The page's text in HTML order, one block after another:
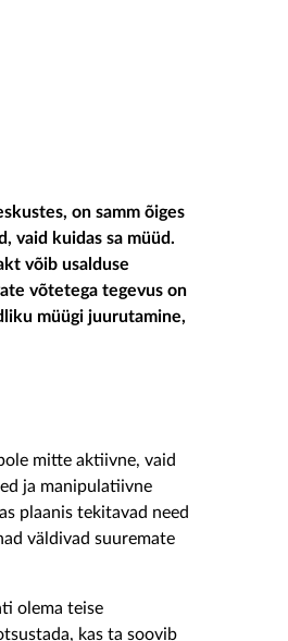
on samm õiges
vaid kuidas sa müüd.
võib usalduse
võtetega tegevus on
müügi juurutamine,
mitte aktiivne, vaid
ja manipulatiivne
plaanis tekitavad need
väldivad suuremate
olema teise
kas ta soovib